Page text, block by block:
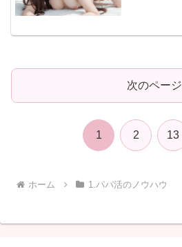
次のページ
1 2 13
ホーム 1.パパ活のノウハウ